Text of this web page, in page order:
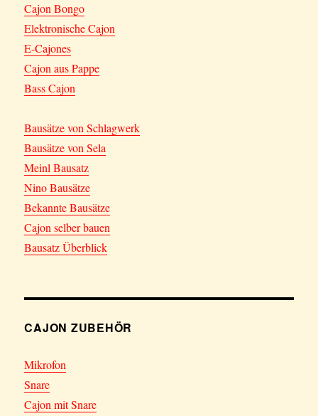
Cajon Bongo
Elektronische Cajon
E-Cajones
Cajon aus Pappe
Bass Cajon
Bausätze von Schlagwerk
Bausätze von Sela
Meinl Bausatz
Nino Bausätze
Bekannte Bausätze
Cajon selber bauen
Bausatz Überblick
CAJON ZUBEHÖR
Mikrofon
Snare
Cajon mit Snare